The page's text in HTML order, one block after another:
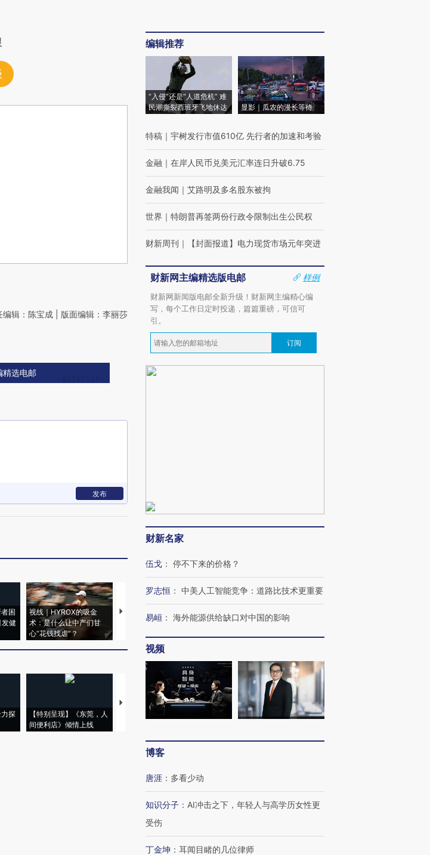
编辑：陈宝成 | 版面编辑：李丽莎
精选电邮
发布
困
发健
视线｜HYROX的吸金
术：是什么让中产们甘
心“花钱找虐”？
马航飞行员跨国走私7万
粒摇头丸 尿检体内含3种
视线｜被称为“蟑螂”的印
度Z世代 用街头抗争将教
力探
【特别呈现】《东莞，人
间便利店》倾情上线
【推广】走进第四届链博
会，让数智科技“链”接产
【特别呈现】寻找100种
【商旅对话】华住集团
CFO：不靠规模取胜，华
编辑推荐
“入侵”还是“人道危机” 难
民潮撕裂西班牙飞地休达
显影｜瓜农的漫长等待
特稿 ｜ 宇树发行市值610亿 先行者的加速和考验
金融 ｜ 在岸人民币兑美元汇率连日升破6.75
金融我闻 ｜ 艾路明及多名股东被拘
世界 ｜ 特朗普再签两份行政令限制出生公民权
财新周刊 ｜ 【封面报道】电力现货市场元年突进
财新网主编精选版电邮
样例
财新网新闻版电邮全新升级！财新网主编精心编
写，每个工作日定时投递，篇篇重磅，可信可
引。
订阅
财新名家
伍戈 ： 停不下来的价格？
罗志恒 ： 中美人工智能竞争：道路比技术更重要
易峘 ： 海外能源供给缺口对中国的影响
视频
博客
唐涯 ： 多看少动
知识分子 ： AI冲击之下，年轻人与高学历女性更
受伤
丁金坤 ： 耳闻目睹的几位律师